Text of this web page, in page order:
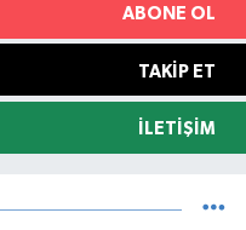
ABONE OL
TAKIP ET
İLETIŞIM